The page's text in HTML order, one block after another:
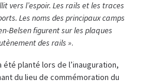
vers l’espoir. Les rails et les traces
Les noms des principaux camps
Belsen figurent sur les plaques
des rails ».
planté lors de l’inauguration,
du lieu de commémoration du